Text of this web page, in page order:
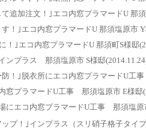
追加注文！｣エコ内窓プラマードU 那
！｣エコ内窓プラマードU 那須塩原市
！｣エコ内窓プラマードU 那須町S様邸
ンプラス 那須塩原市 S様邸
！｣脱衣所にエコ内窓プラマードU工
窓プラマードU工事 那須塩原市 E様邸
にエコ内窓プラマードU工事 那須塩原
ップ！｣インプラス（スリ硝子格子タ